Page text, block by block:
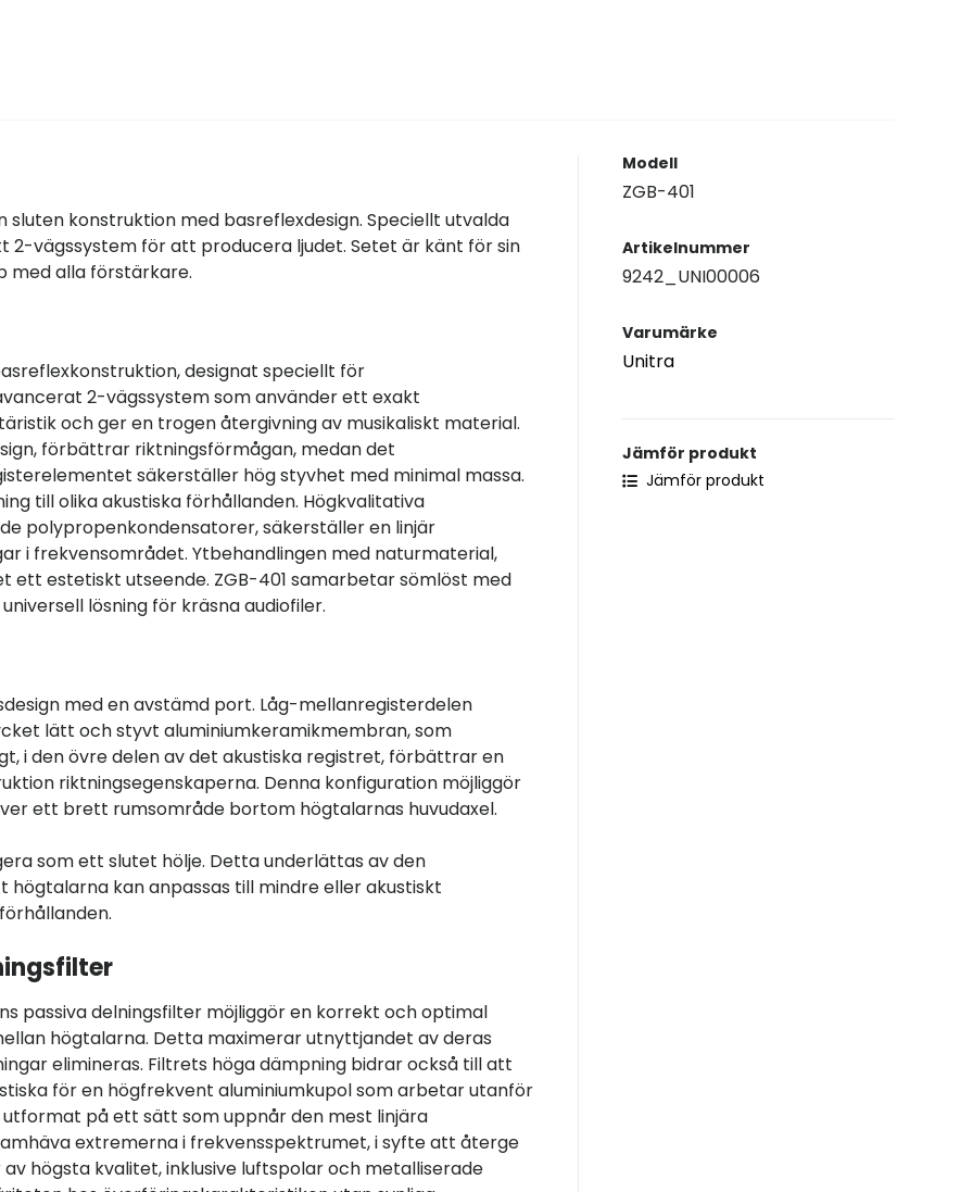
konstruktion med basreflexdesign. Speciellt utvalda
vägssystem för att producera ljudet. Setet är känt för sin
med alla förstärkare.
designat speciellt för
2-vägssystem som använder ett exakt
och ger en trogen återgivning av musikaliskt material.
förbättrar riktningsförmågan, medan det
säkerställer hög styvhet med minimal massa.
till olika akustiska förhållanden. Högkvalitativa
polypropenkondensatorer, säkerställer en linjär
i frekvensområdet. Ytbehandlingen med naturmaterial,
ett estetiskt utseende. ZGB-401 samarbetar sömlöst med
lösning för kräsna audiofiler.
med en avstämd port. Låg-mellanregisterdelen
lätt och styvt aluminiumkeramikmembran, som
i den övre delen av det akustiska registret, förbättrar en
riktningsegenskaperna. Denna konfiguration möjliggör
ett brett rumsområde bortom högtalarnas huvudaxel.
som ett slutet hölje. Detta underlättas av den
kan anpassas till mindre eller akustiskt
passiva delningsfilter möjliggör en korrekt och optimal
högtalarna. Detta maximerar utnyttjandet av deras
elimineras. Filtrets höga dämpning bidrar också till att
för en högfrekvent aluminiumkupol som arbetar utanför
på ett sätt som uppnår den mest linjära
extremerna i frekvensspektrumet, i syfte att återge
högsta kvalitet, inklusive luftspolar och metalliserade
Modell
ZGB-401
Artikelnummer
9242_UNI00006
Varumärke
Unitra
Jämför produkt
Jämför produkt